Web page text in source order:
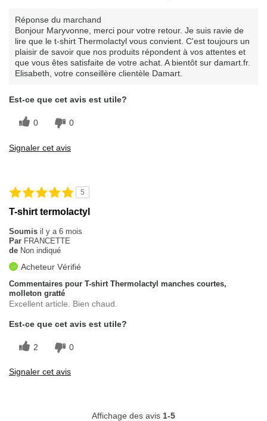
Réponse du marchand
Bonjour Maryvonne, merci pour votre retour. Je suis ravie de
lire que le t-shirt Thermolactyl vous convient. C'est toujours un
plaisir de savoir que nos produits répondent à vos attentes et
que vous êtes satisfaite de votre achat. A bientôt sur damart.fr.
Elisabeth, votre conseillère clientèle Damart.
Est-ce que cet avis est utile?
0 0
Signaler cet avis
5
T-shirt termolactyl
Soumis il y a 6 mois
Par FRANCETTE
de Non indiqué
Acheteur Vérifié
Commentaires pour T-shirt Thermolactyl manches courtes,
molleton gratté
Excellent article. Bien chaud.
Est-ce que cet avis est utile?
2 0
Signaler cet avis
Affichage des avis 1-5